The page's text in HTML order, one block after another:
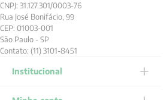
CNPJ: 31.127.301/0003-76
Rua José Bonifácio, 99
CEP: 01003-001
São Paulo - SP
Contato: (11) 3101-8451
Institucional